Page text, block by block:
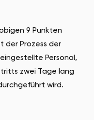
9 Punkten
der Prozess der
Personal,
zwei Tage lang
wird.